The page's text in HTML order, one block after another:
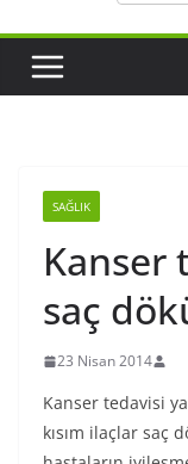
SAĞLIK
Kanser
saç
23 Nisan 2014
Kanser tedavisi
kısım ilaçlar saç